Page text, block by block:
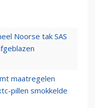
Noorse tak SAS
maatregelen
pillen smokkelde